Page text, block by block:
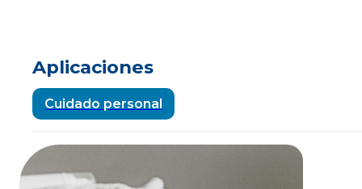
Aplicaciones
Cuidado personal